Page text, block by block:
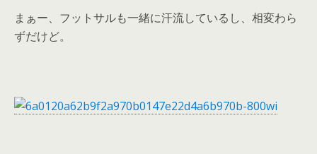
まぁー、フットサルも一緒に汗流しているし、相変わら
ずだけど。